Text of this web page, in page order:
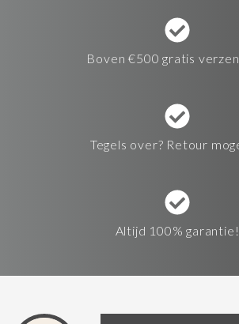
Boven €500 gratis
Tegels over? Retour
Altijd 100% garantie!